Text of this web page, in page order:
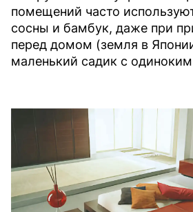
помещений часто
сосны и бамбук, даже при
перед домом (земля в
маленький садик с